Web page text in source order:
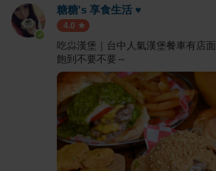
糖糖's 享食生活 ♥
4.0
吃尛漢堡｜台中人氣漢堡餐車有店
飽到不要不要～